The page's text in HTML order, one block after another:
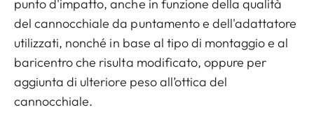
punto d'impatto, anche in funzione della qualità
del cannocchiale da puntamento e dell'adattatore
utilizzati, nonché in base al tipo di montaggio e al
baricentro che risulta modificato, oppure per
aggiunta di ulteriore peso all’ottica del
cannocchiale.